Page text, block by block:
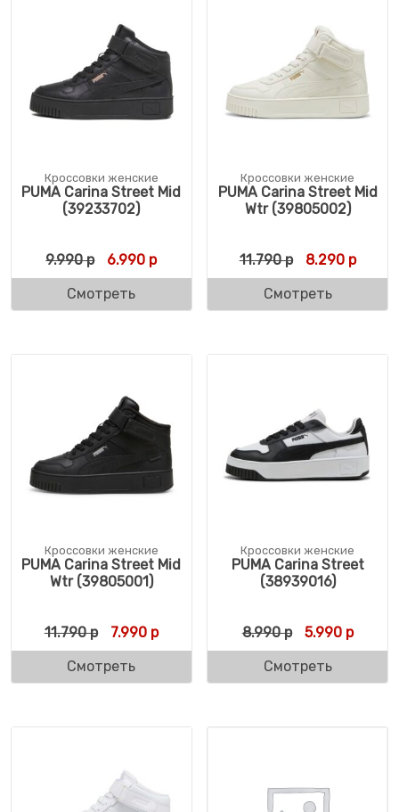
Кроссовки женские
PUMA Carina Street Mid
(39233702)
9.990р Первоначальная цена составляла 9.990 р.
6.990 рТекущая цена: 6.990 р.
Смотреть
Кроссовки женские
PUMA Carina Street Mid
Wtr (39805002)
11.790р 8.290р
Смотреть
Кроссовки женские
PUMA Carina Street Mid
Wtr (39805001)
11.790р Первоначальная цена составляла 11.790
7.990рТекущая цена: 7.990 р.
Смотреть
Кроссовки женские
PUMA Carina Street
(38939016)
8.990р 5.990р
Смотреть